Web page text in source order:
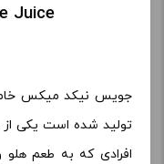
Juice
جویس نیکد میکس
تولید شده است یکی
افرادی که به طعم هلو